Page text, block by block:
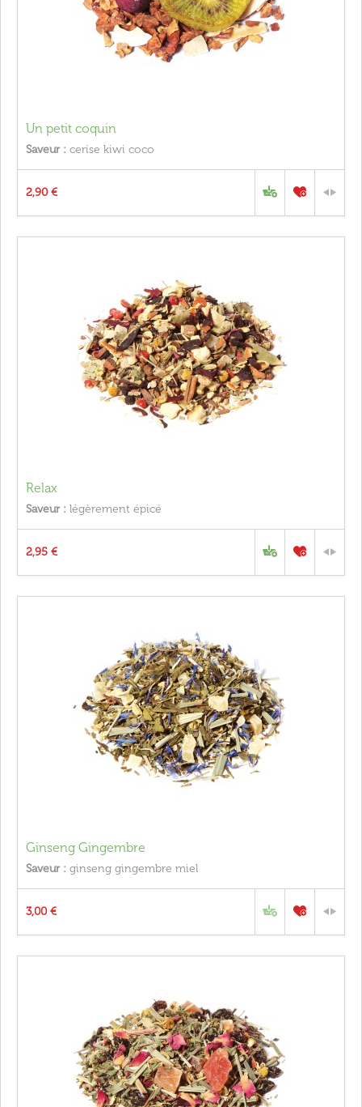
Un petit coquin
Saveur : cerise kiwi coco
2,90 €
Relax
Saveur : légèrement épicé
2,95 €
Ginseng Gingembre
Saveur : ginseng gingembre miel
3,00 €